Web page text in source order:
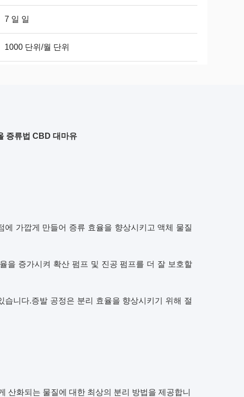
7 일 일
1000 단위/월 단위
증류법 CBD 대마유
가깝게 만들어 증류 효율을 향상시키고 액체 물질
을 증가시켜 확산 펌프 및 진공 펌프를 더 잘 보호할
니다.증발 공정은 분리 효율을 향상시키기 위해 절
산화되는 물질에 대한 최상의 분리 방법을 제공합니